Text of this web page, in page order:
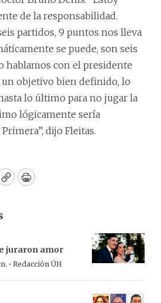
de la responsabilidad.
partidos, 9 puntos nos lleva
se puede, son seis
hablamos con el presidente
un objetivo bien definido, lo
lo último para no jugar la
lógicamente sería
dijo Fleitas.
CopyPrint
juraron amor
· Redacción ÚH